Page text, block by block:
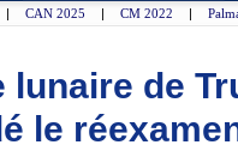
| CAN 2025 | CM 2022 |
de
le